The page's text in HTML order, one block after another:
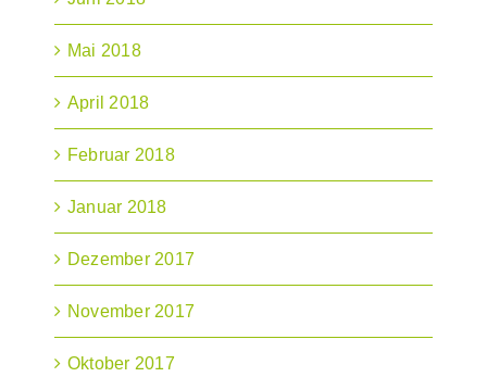
Mai 2018
April 2018
Februar 2018
Januar 2018
Dezember 2017
November 2017
Oktober 2017